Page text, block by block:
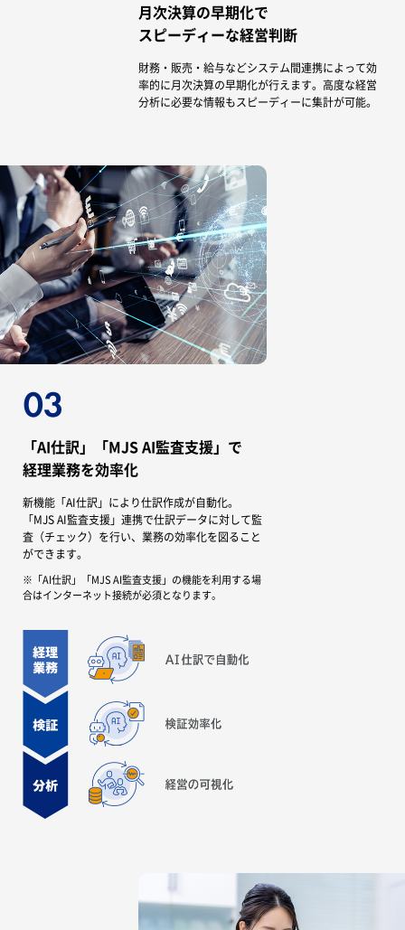
月次決算の早期化で
スピーディーな経営判断
財務・販売・給与などシステム間連携によって効
率的に月次決算の早期化が行えます。高度な経営
分析に必要な情報もスピーディーに集計が可能。
「AI仕訳」「MJS AI監査支援」で
経理業務を効率化
新機能「AI仕訳」により仕訳作成が自動化。
「MJS AI監査支援」連携で仕訳データに対して監
査（チェック）を行い、業務の効率化を図ること
ができます。
※「AI仕訳」「MJS AI監査支援」の機能を利用する場
合はインターネット接続が必須となります。